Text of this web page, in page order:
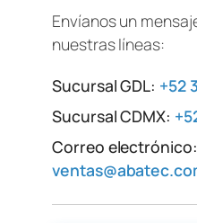
Envíanos un
nuestras líneas:
Sucursal GDL: +52
Sucursal CDMX:
Correo electrónico: